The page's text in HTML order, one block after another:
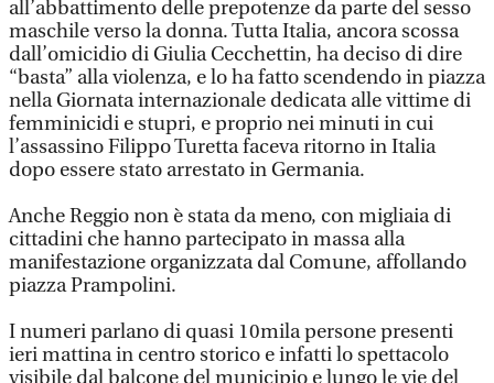
all’abbattimento delle prepotenze da parte del sesso
maschile verso la donna. Tutta Italia, ancora scossa
dall’omicidio di Giulia Cecchettin, ha deciso di dire
“basta” alla violenza, e lo ha fatto scendendo in piazza
nella Giornata internazionale dedicata alle vittime di
femminicidi e stupri, e proprio nei minuti in cui
l’assassino Filippo Turetta faceva ritorno in Italia
dopo essere stato arrestato in Germania.
Anche Reggio non è stata da meno, con migliaia di
cittadini che hanno partecipato in massa alla
manifestazione organizzata dal Comune, affollando
piazza Prampolini.
I numeri parlano di quasi 10mila persone presenti
ieri mattina in centro storico e infatti lo spettacolo
visibile dal balcone del municipio e lungo le vie del